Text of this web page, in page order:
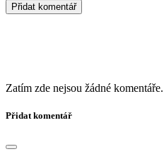
Přidat komentář
Zatím zde nejsou žádné
Přidat komentář